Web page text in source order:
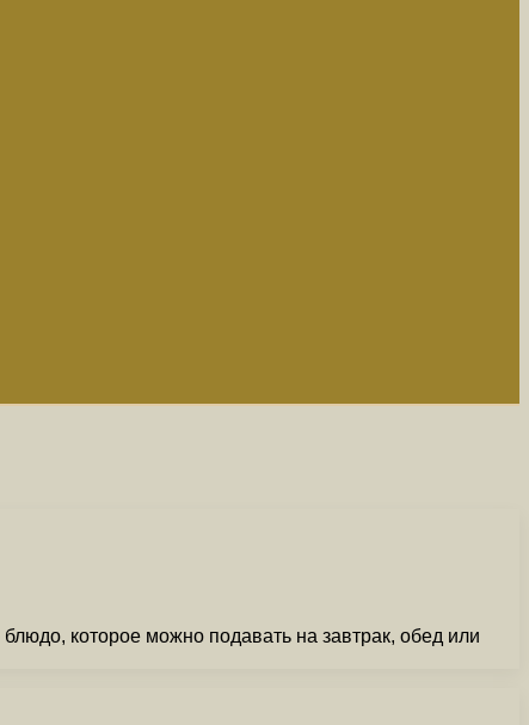
которое можно подавать на завтрак, обед или